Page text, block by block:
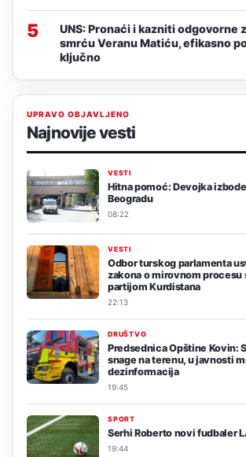
5
UNS: Pronaći i kazniti odgovorne
smrću Veranu Matiću, efikasno
ključno
UPRAVO OBJAVLJENO
Najnovije vesti
VESTI
Hitna pomoć: Devojka
Beogradu
08:22
VESTI
Odbor turskog parlamenta
zakona o mirovnom procesu
partijom Kurdistana
22:13
DRUŠTVO
Predsednica Opštine Kovin:
snage na terenu, u javnosti
dezinformacija
19:45
SPORT
Serhi Roberto novi fudbaler
19:44